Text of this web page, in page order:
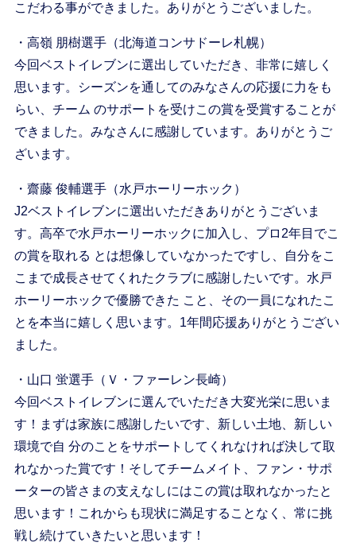
こだわる事ができました。ありがとうございました。
・高嶺 朋樹選手（北海道コンサドーレ札幌）
今回ベストイレブンに選出していただき、非常に嬉しく
思います。シーズンを通してのみなさんの応援に力をも
らい、チーム のサポートを受けこの賞を受賞することが
できました。みなさんに感謝しています。ありがとうご
ざいます。
・齋藤 俊輔選手（水戸ホーリーホック）
J2ベストイレブンに選出いただきありがとうございま
す。高卒で水戸ホーリーホックに加入し、プロ2年目でこ
の賞を取れる とは想像していなかったですし、自分をこ
こまで成長させてくれたクラブに感謝したいです。水戸
ホーリーホックで優勝できた こと、その一員になれたこ
とを本当に嬉しく思います。1年間応援ありがとうござい
ました。
・山口 蛍選手（Ｖ・ファーレン長崎）
今回ベストイレブンに選んでいただき大変光栄に思いま
す！まずは家族に感謝したいです、新しい土地、新しい
環境で自 分のことをサポートしてくれなければ決して取
れなかった賞です！そしてチームメイト、ファン・サポ
ーターの皆さまの支えなしにはこの賞は取れなかったと
思います！これからも現状に満足することなく、常に挑
戦し続けていきたいと思います！